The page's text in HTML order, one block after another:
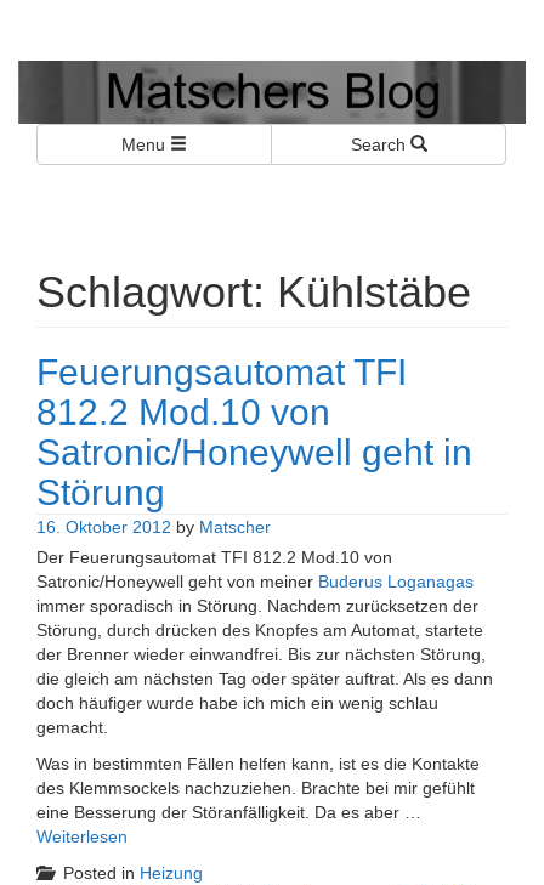
Matschers Blog
Menu Search
Schlagwort: Kühlstäbe
Feuerungsautomat TFI
812.2 Mod.10 von
Satronic/Honeywell geht in
Störung
16. Oktober 2012 by Matscher
Der Feuerungsautomat TFI 812.2 Mod.10 von
Satronic/Honeywell geht von meiner Buderus Loganagas
immer sporadisch in Störung. Nachdem zurücksetzen der
Störung, durch drücken des Knopfes am Automat, startete
der Brenner wieder einwandfrei. Bis zur nächsten Störung,
die gleich am nächsten Tag oder später auftrat. Als es dann
doch häufiger wurde habe ich mich ein wenig schlau
gemacht.
Was in bestimmten Fällen helfen kann, ist es die Kontakte
des Klemmsockels nachzuziehen. Brachte bei mir gefühlt
eine Besserung der Störanfälligkeit. Da es aber …
Weiterlesen
Posted in Heizung